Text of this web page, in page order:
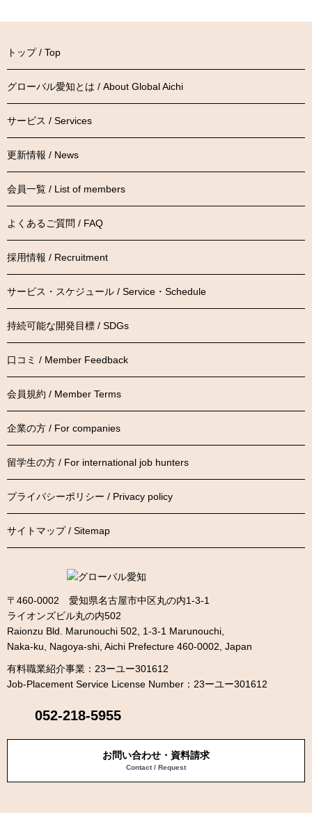
トップ / Top
グローバル愛知とは / About Global Aichi
サービス / Services
更新情報 / News
会員一覧 / List of members
よくあるご質問 / FAQ
採用情報 / Recruitment
サービス・スケジュール / Service・Schedule
持続可能な開発目標 / SDGs
口コミ / Member Feedback
会員規約 / Member Terms
企業の方 / For companies
留学生の方 / For international job hunters
プライバシーポリシー / Privacy policy
サイトマップ / Sitemap
〒460-0002 愛知県名古屋市中区丸の内1-3-1
ライオンズビル丸の内502
Raionzu Bld. Marunouchi 502, 1-3-1 Marunouchi,
Naka-ku, Nagoya-shi, Aichi Prefecture 460-0002, Japan
有料職業紹介事業：23ーユー301612
Job-Placement Service License Number：23ーユー301612
052-218-5955
お問い合わせ・資料請求
Contact / Request